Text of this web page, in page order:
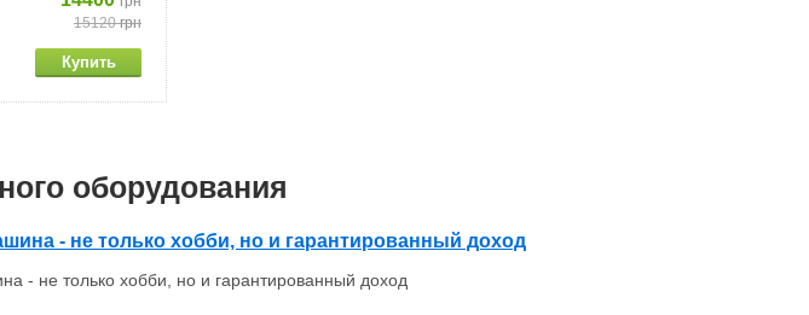
15120грн
оборудования
- не только хобби, но и гарантированный доход
- не только хобби, но и гарантированный доход